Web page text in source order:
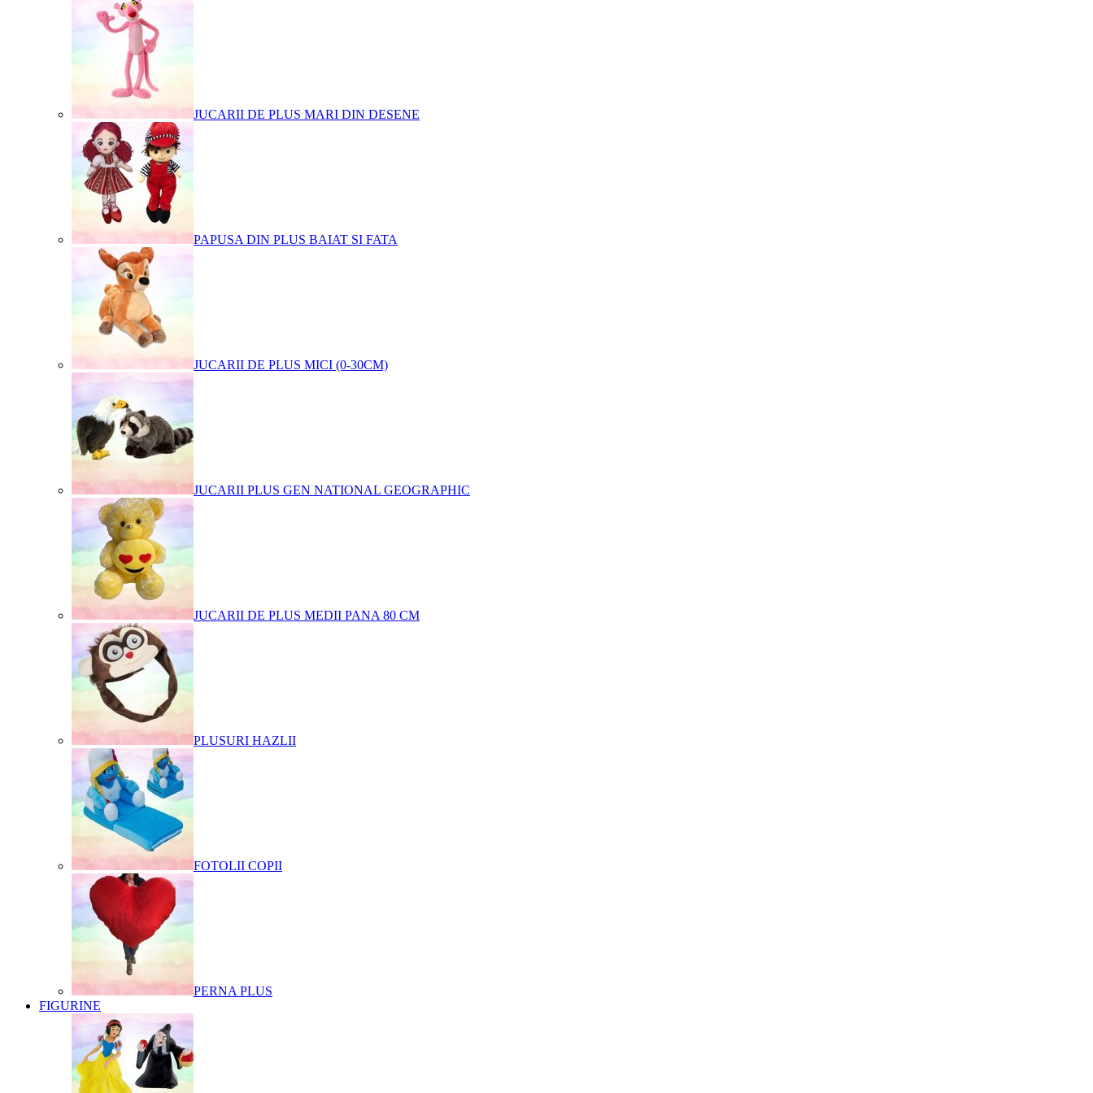
JUCARII DE PLUS MARI DIN DESENE
PAPUSA DIN PLUS BAIAT SI FATA
JUCARII DE PLUS MICI (0-30CM)
JUCARII PLUS GEN NATIONAL GEOGRAPHIC
JUCARII DE PLUS MEDII PANA 80 CM
PLUSURI HAZLII
FOTOLII COPII
PERNA PLUS
FIGURINE